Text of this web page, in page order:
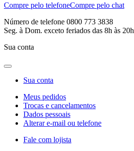
Compre pelo telefoneCompre pelo chat
Número de telefone 0800 773 3838
Seg. à Dom. exceto feriados das 8h às 20h
Sua conta
Sua conta
Meus pedidos
Trocas e cancelamentos
Dados pessoais
Alterar e-mail ou telefone
Fale com lojista